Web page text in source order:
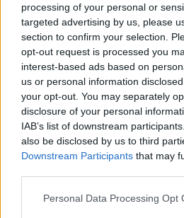
processing of your personal or
targeted advertising by us, please
section to confirm your selection.
opt-out request is processed you
interest-based ads based on
us or personal information
your opt-out. You may separately
disclosure of your personal
IAB’s list of downstream
also be disclosed by us to third
Downstream Participants that may
Please note that this website/app
Personal Data Processing Opt
Cserhalmi György (forrás: